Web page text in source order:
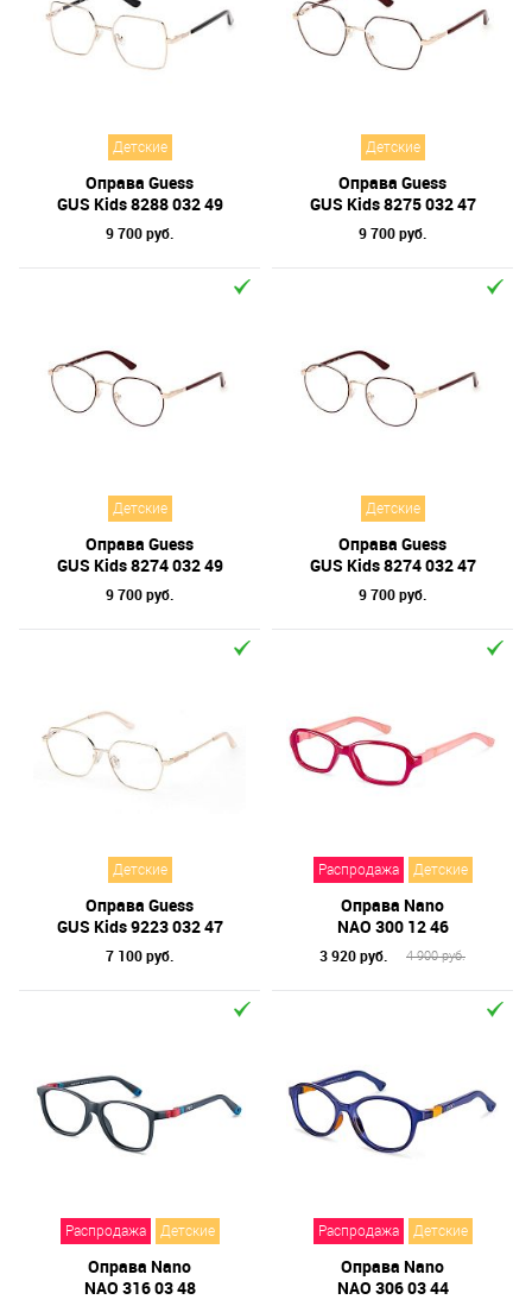
Детские
Оправа Guess
GUS Kids 8288 032 49
9 700 руб.
Детские
Оправа Guess
GUS Kids 8275 032 47
9 700 руб.
Детские
Оправа Guess
GUS Kids 8274 032 49
9 700 руб.
Детские
Оправа Guess
GUS Kids 8274 032 47
9 700 руб.
Детские
Оправа Guess
GUS Kids 9223 032 47
7 100 руб.
Распродажа Детские
Оправа Nano
NAO 300 12 46
3 920 руб. 4 900 руб.
Распродажа Детские
Оправа Nano
NAO 316 03 48
Распродажа Детские
Оправа Nano
NAO 306 03 44